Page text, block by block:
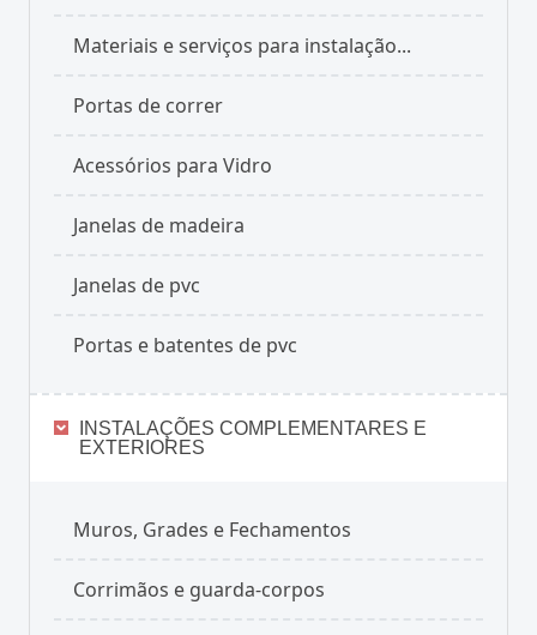
Materiais e serviços para instalação...
Portas de correr
Acessórios para Vidro
Janelas de madeira
Janelas de pvc
Portas e batentes de pvc
INSTALAÇÕES COMPLEMENTARES E
EXTERIORES
Muros, Grades e Fechamentos
Corrimãos e guarda-corpos